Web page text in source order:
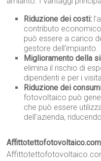
Riduzione dei costi:
contributo
può essere a carico
gestore dell’impianto.
Miglioramento della
elimina il rischio di
dipendenti e per i
Riduzione dei
fotovoltaico può
che può essere
dell’azienda,